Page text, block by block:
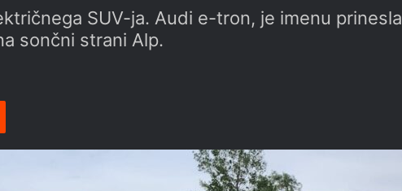
SUV-ja. Audi e-tron, je imenu prinesla
sončni strani Alp.
Reddit